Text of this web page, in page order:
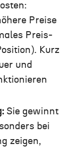
Preise
Preis-
Kurz
und
Sie gewinnt
bei
zeigen,